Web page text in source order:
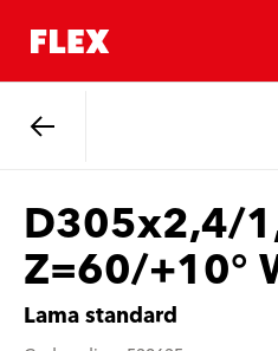
D305x2,4/
Z=60/+10°
Lama standard